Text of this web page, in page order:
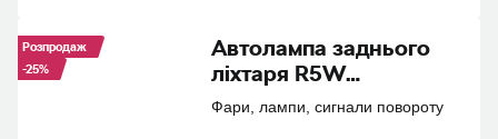
Розпродаж
-25%
Автолампа заднього
ліхтаря R5W
(N0177186)
Фари, лампи, сигнали повороту